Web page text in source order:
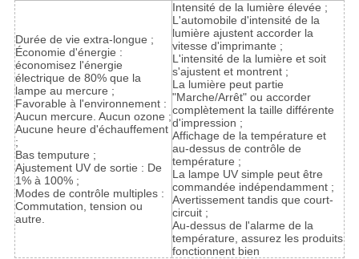
Durée de vie extra-longue ;
Économie d'énergie :
économisez l'énergie
électrique de 80% que la
lampe au mercure ;
Favorable à l'environnement :
Aucun mercure. Aucun ozone ;
Aucune heure d'échauffement
;
Bas temputure ;
Ajustement UV de sortie : De
1% à 100% ;
Modes de contrôle multiples :
Commutation, tension ou
autre.
Intensité de la lumière élevée ;
L'automobile d'intensité de la
lumière ajustent accorder la
vitesse d'imprimante ;
L'intensité de la lumière et soit
s'ajustent et montrent ;
La lumière peut partie
"Marche/Arrêt" ou accorder
complètement la taille différente
d'impression ;
Affichage de la température et
au-dessus de contrôle de
température ;
La lampe UV simple peut être
commandée indépendamment ;
Avertissement tandis que court-
circuit ;
Au-dessus de l'alarme de la
température, assurez les produits
fonctionnent bien